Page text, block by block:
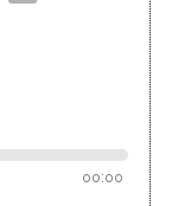
00:00